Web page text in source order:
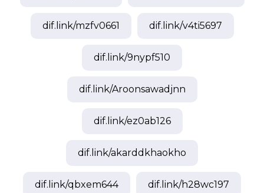
dif.link/mzfv0661 dif.link/v4ti5697
dif.link/9nypf510
dif.link/Aroonsawadjnn
dif.link/ez0ab126
dif.link/akarddkhaokho
dif.link/qbxem644 dif.link/h28wc197